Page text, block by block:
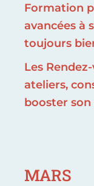
Formation
avancées à
toujours
Les
ateliers,
booster
MARS